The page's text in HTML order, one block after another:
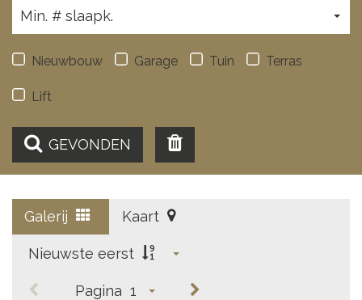
Min. # slaapk.
Nieuwbouw Garage Tuin Terras
Lift
GEVONDEN
Galerij Kaart
Nieuwste eerst
Pagina 1